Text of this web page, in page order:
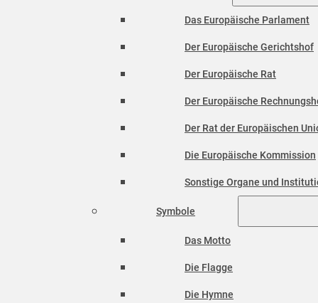
Das Europäische Parlament
Der Europäische Gerichtshof
Der Europäische Rat
Der Europäische
Der Rat der Europäischen
Die Europäische Kommission
Sonstige Organe und
Symbole
Das Motto
Die Flagge
Die Hymne